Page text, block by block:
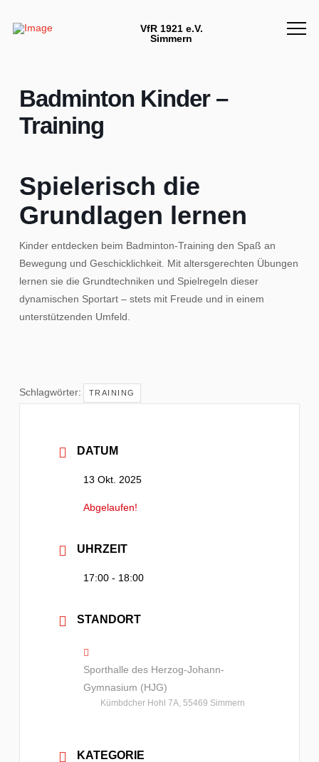
VfR 1921 e.V.
Simmern
Badminton Kinder –
Training
Spielerisch die
Grundlagen lernen
Kinder entdecken beim Badminton-Training den Spaß an
Bewegung und Geschicklichkeit. Mit altersgerechten Übungen
lernen sie die Grundtechniken und Spielregeln dieser
dynamischen Sportart – stets mit Freude und in einem
unterstützenden Umfeld.
Schlagwörter: TRAINING
DATUM
13 Okt. 2025
Abgelaufen!
UHRZEIT
17:00 - 18:00
STANDORT
Sporthalle des Herzog-Johann-
Gymnasium (HJG)
Kümbdcher Hohl 7A, 55469 Simmern
KATEGORIE